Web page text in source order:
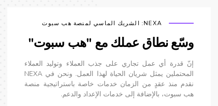
NEXA: الشريك الماسي لمنصة هب سبوت
وسّع نطاق عملك مع "هب سبوت"
إنّ قدرة أي عمل تجاري على جذب العملاء وتوليد العملاء
المحتملين يمثل شريان الحياة لهذا العمل. ونحن في NEXA
نقدم منذ عقدٍ من الزمان خدمات خاصة باستراتيجية منصة
هب سبوت، بالإضافة إلى خدمات الإعداد والدعم.